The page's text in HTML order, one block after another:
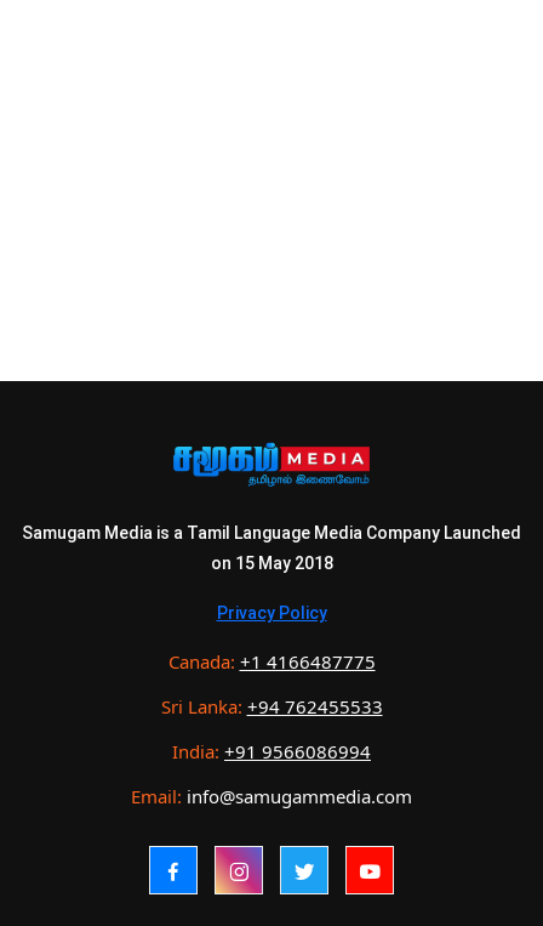
Samugam Media is a Tamil Language Media Company Launched
on 15 May 2018
Privacy Policy
Canada: +1 4166487775
Sri Lanka: +94 762455533
India: +91 9566086994
Email: info@samugammedia.com